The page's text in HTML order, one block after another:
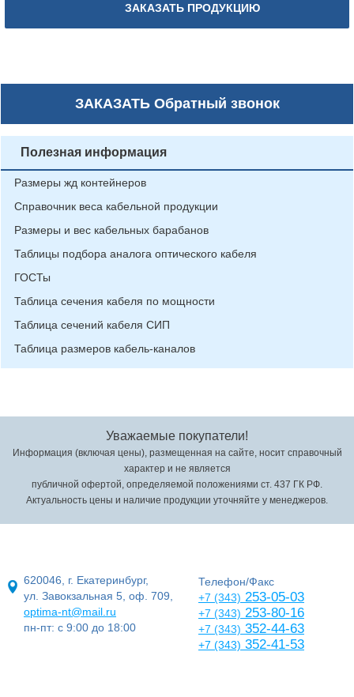
ЗАКАЗАТЬ ПРОДУКЦИЮ
ЗАКАЗАТЬОбратный звонок
Полезная информация
Размеры жд контейнеров
Справочник веса кабельной продукции
Размеры и вес кабельных барабанов
Таблицы подбора аналога оптического кабеля
ГОСТы
Таблица сечения кабеля по мощности
Таблица сечений кабеля СИП
Таблица размеров кабель-каналов
Уважаемые покупатели!
Информация (включая цены), размещенная на сайте, носит справочный
характер и не является
публичной офертой, определяемой положениями ст. 437 ГК РФ.
Актуальность цены и наличие продукции уточняйте у менеджеров.
620046, г. Екатеринбург,
ул. Завокзальная 5, оф. 709,
optima-nt@mail.ru
пн-пт: с 9:00 до 18:00
Телефон/Факс
+7 (343) 253-05-03
+7 (343) 253-80-16
+7 (343) 352-44-63
+7 (343) 352-41-53